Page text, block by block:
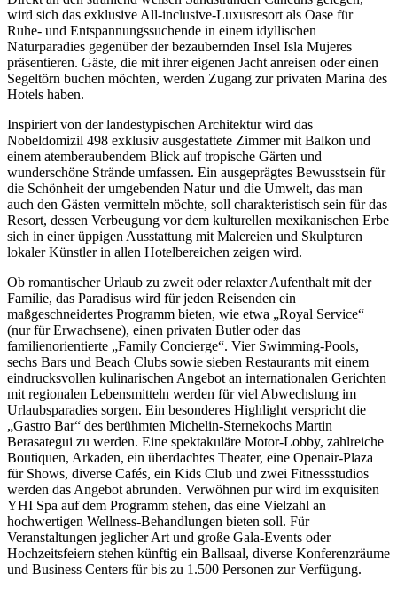
wird sich das exklusive All-inclusive-Luxusresort als Oase für
Ruhe- und Entspannungssuchende in einem idyllischen
Naturparadies gegenüber der bezaubernden Insel Isla Mujeres
präsentieren. Gäste, die mit ihrer eigenen Jacht anreisen oder einen
Segeltörn buchen möchten, werden Zugang zur privaten Marina des
Hotels haben.
Inspiriert von der landestypischen Architektur wird das
Nobeldomizil 498 exklusiv ausgestattete Zimmer mit Balkon und
einem atemberaubendem Blick auf tropische Gärten und
wunderschöne Strände umfassen. Ein ausgeprägtes Bewusstsein für
die Schönheit der umgebenden Natur und die Umwelt, das man
auch den Gästen vermitteln möchte, soll charakteristisch sein für das
Resort, dessen Verbeugung vor dem kulturellen mexikanischen Erbe
sich in einer üppigen Ausstattung mit Malereien und Skulpturen
lokaler Künstler in allen Hotelbereichen zeigen wird.
Ob romantischer Urlaub zu zweit oder relaxter Aufenthalt mit der
Familie, das Paradisus wird für jeden Reisenden ein
maßgeschneidertes Programm bieten, wie etwa „Royal Service“
(nur für Erwachsene), einen privaten Butler oder das
familienorientierte „Family Concierge“. Vier Swimming-Pools,
sechs Bars und Beach Clubs sowie sieben Restaurants mit einem
eindrucksvollen kulinarischen Angebot an internationalen Gerichten
mit regionalen Lebensmitteln werden für viel Abwechslung im
Urlaubsparadies sorgen. Ein besonderes Highlight verspricht die
„Gastro Bar“ des berühmten Michelin-Sternekochs Martin
Berasategui zu werden. Eine spektakuläre Motor-Lobby, zahlreiche
Boutiquen, Arkaden, ein überdachtes Theater, eine Openair-Plaza
für Shows, diverse Cafés, ein Kids Club und zwei Fitnessstudios
werden das Angebot abrunden. Verwöhnen pur wird im exquisiten
YHI Spa auf dem Programm stehen, das eine Vielzahl an
hochwertigen Wellness-Behandlungen bieten soll. Für
Veranstaltungen jeglicher Art und große Gala-Events oder
Hochzeitsfeiern stehen künftig ein Ballsaal, diverse Konferenzräume
und Business Centers für bis zu 1.500 Personen zur Verfügung.